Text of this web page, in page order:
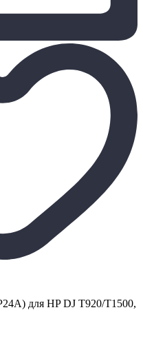
для HP DJ T920/T1500,